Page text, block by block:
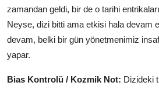
zamandan geldi, bir de o tarihi
Neyse, dizi bitti ama etkisi hala devam
devam, belki bir gün yönetmenimiz
yapar.
Bias Kontrolü / Kozmik Not: Dizideki